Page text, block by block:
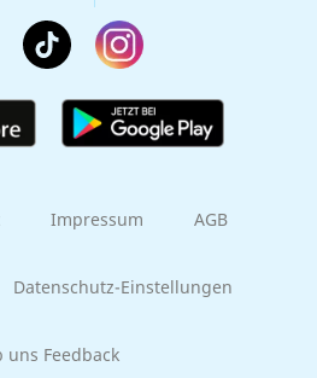
Impressum AGB
Datenschutz-Einstellungen
uns Feedback